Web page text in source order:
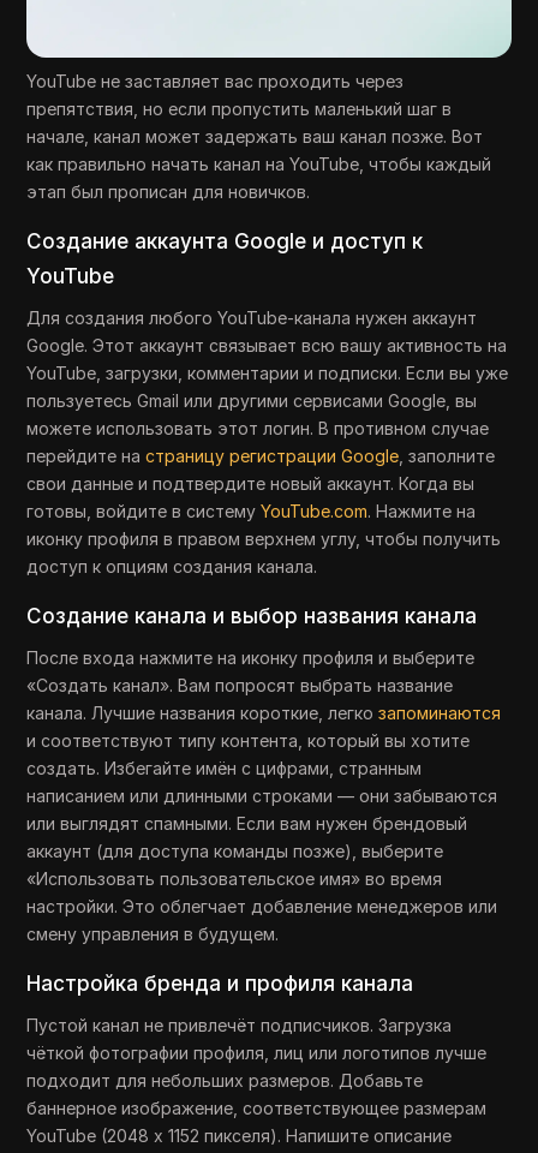
YouTube не заставляет вас проходить через
препятствия, но если пропустить маленький шаг в
начале, канал может задержать ваш канал позже. Вот
как правильно начать канал на YouTube, чтобы каждый
этап был прописан для новичков.
Создание аккаунта Google и доступ к
YouTube
Для создания любого YouTube-канала нужен аккаунт
Google. Этот аккаунт связывает всю вашу активность на
YouTube, загрузки, комментарии и подписки. Если вы уже
пользуетесь Gmail или другими сервисами Google, вы
можете использовать этот логин. В противном случае
перейдите настраницу регистрации Google , заполните
свои данные и подтвердите новый аккаунт. Когда вы
готовы, войдите в системуYouTube.com. Нажмите на
иконку профиля в правом верхнем углу, чтобы получить
доступ к опциям создания канала.
Создание канала и выбор названия канала
После входа нажмите на иконку профиля и выберите
«Создать канал». Вам попросят выбрать название
канала. Лучшие названия короткие, легкозапоминаются
и соответствуют типу контента, который вы хотите
создать. Избегайте имён с цифрами, странным
написанием или длинными строками — они забываются
или выглядят спамными. Если вам нужен брендовый
аккаунт (для доступа команды позже), выберите
«Использовать пользовательское имя» во время
настройки. Это облегчает добавление менеджеров или
смену управления в будущем.
Настройка бренда и профиля канала
Пустой канал не привлечёт подписчиков. Загрузка
чёткой фотографии профиля, лиц или логотипов лучше
подходит для небольших размеров. Добавьте
баннерное изображение, соответствующее размерам
YouTube (2048 x 1152 пикселя). Напишите описание